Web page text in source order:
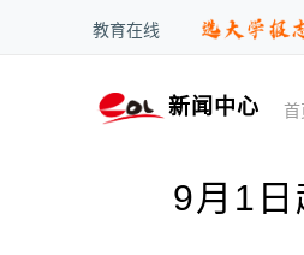
教育在线
新闻中心 首
9月1日